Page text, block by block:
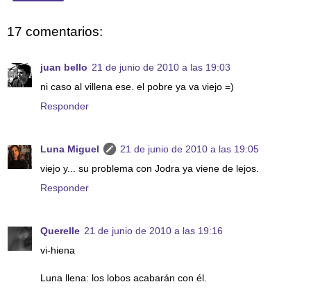
17 comentarios:
juan bello 21 de junio de 2010 a las 19:03
ni caso al villena ese. el pobre ya va viejo =)
Responder
Luna Miguel
21 de junio de 2010 a las 19:05
viejo y... su problema con Jodra ya viene de lejos.
Responder
Querelle 21 de junio de 2010 a las 19:16
vi-hiena
Luna llena: los lobos acabarán con él.